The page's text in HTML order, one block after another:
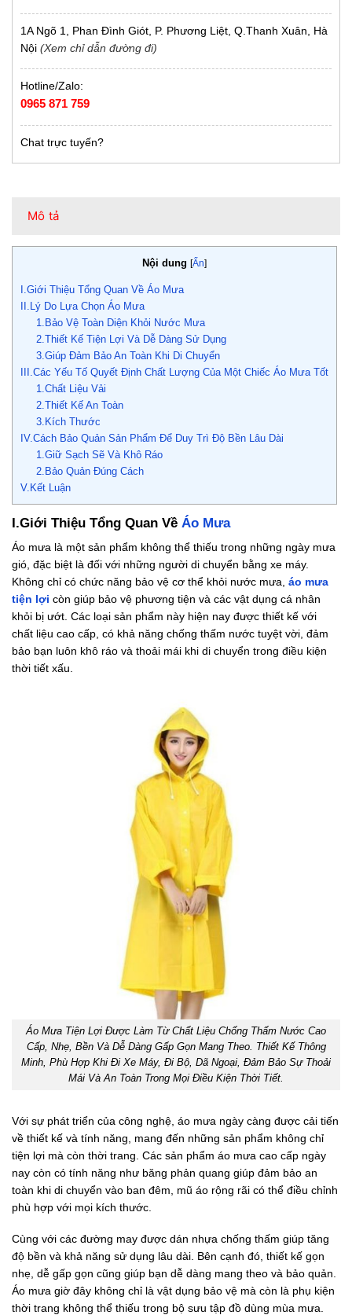
1A Ngõ 1, Phan Đình Giót, P. Phương Liệt, Q.Thanh Xuân, Hà
Nội (Xem chỉ dẫn đường đi)
Hotline/Zalo:
0965 871 759
Chat trực tuyến?
Mô tả
Nội dung [Ẩn]
I.Giới Thiệu Tổng Quan Về Áo Mưa
II.Lý Do Lựa Chọn Áo Mưa
1.Bảo Vệ Toàn Diện Khỏi Nước Mưa
2.Thiết Kế Tiện Lợi Và Dễ Dàng Sử Dụng
3.Giúp Đảm Bảo An Toàn Khi Di Chuyển
III.Các Yếu Tố Quyết Định Chất Lượng Của Một Chiếc Áo Mưa Tốt
1.Chất Liệu Vải
2.Thiết Kế An Toàn
3.Kích Thước
IV.Cách Bảo Quản Sản Phẩm Để Duy Trì Độ Bền Lâu Dài
1.Giữ Sạch Sẽ Và Khô Ráo
2.Bảo Quản Đúng Cách
V.Kết Luận
I.Giới Thiệu Tổng Quan Về Áo Mưa
Áo mưa là một sản phẩm không thể thiếu trong những ngày mưa
gió, đặc biệt là đối với những người di chuyển bằng xe máy.
Không chỉ có chức năng bảo vệ cơ thể khỏi nước mưa, áo mưa
tiện lợi còn giúp bảo vệ phương tiện và các vật dụng cá nhân
khỏi bị ướt. Các loại sản phẩm này hiện nay được thiết kế với
chất liệu cao cấp, có khả năng chống thấm nước tuyệt vời, đảm
bảo bạn luôn khô ráo và thoải mái khi di chuyển trong điều kiện
thời tiết xấu.
Áo Mưa Tiện Lợi Được Làm Từ Chất Liệu Chống Thấm Nước Cao
Cấp, Nhẹ, Bền Và Dễ Dàng Gấp Gọn Mang Theo. Thiết Kế Thông
Minh, Phù Hợp Khi Đi Xe Máy, Đi Bộ, Dã Ngoại, Đảm Bảo Sự Thoải
Mái Và An Toàn Trong Mọi Điều Kiện Thời Tiết.
Với sự phát triển của công nghệ, áo mưa ngày càng được cải tiến
về thiết kế và tính năng, mang đến những sản phẩm không chỉ
tiện lợi mà còn thời trang. Các sản phẩm áo mưa cao cấp ngày
nay còn có tính năng như băng phản quang giúp đảm bảo an
toàn khi di chuyển vào ban đêm, mũ áo rộng rãi có thể điều chỉnh
phù hợp với mọi kích thước.
Cùng với các đường may được dán nhựa chống thấm giúp tăng
độ bền và khả năng sử dụng lâu dài. Bên cạnh đó, thiết kế gọn
nhẹ, dễ gấp gọn cũng giúp bạn dễ dàng mang theo và bảo quản.
Áo mưa giờ đây không chỉ là vật dụng bảo vệ mà còn là phụ kiện
thời trang không thể thiếu trong bộ sưu tập đồ dùng mùa mưa.